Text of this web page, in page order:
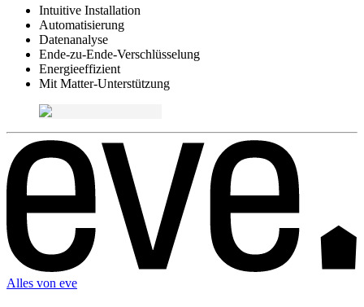
Intuitive Installation
Automatisierung
Datenanalyse
Ende-zu-Ende-Verschlüsselung
Energieeffizient
Mit Matter-Unterstützung
Alles von eve